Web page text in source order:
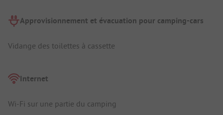
Approvisionnement et évacuation pour camping-cars
Vidange des toilettes à cassette
Internet
Wi-Fi sur une partie du camping